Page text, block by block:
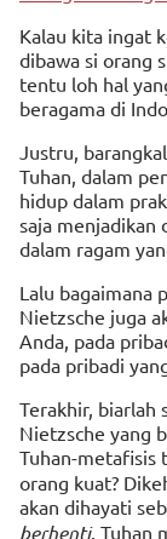
Kalau kita ingat
dibawa si orang
tentu loh hal
beragama di
Justru,
Tuhan, dalam
hidup dalam
saja menjadikan
dalam ragam
Lalu bagaimana
Nietzsche juga
Anda, pada
pada pribadi
Terakhir, biarlah
Nietzsche yang
Tuhan-metafisis
orang kuat?
akan dihayati
berhenti. Tuhan